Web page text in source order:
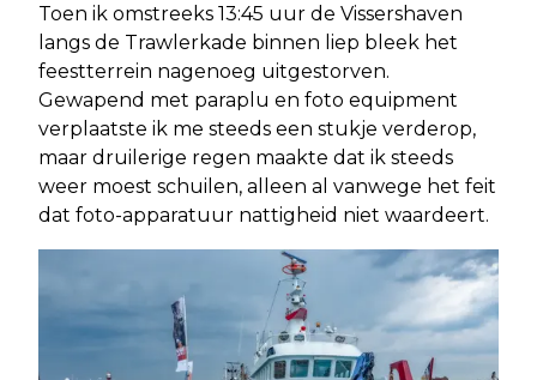
Toen ik omstreeks 13:45 uur de Vissershaven
langs de Trawlerkade binnen liep bleek het
feestterrein nagenoeg uitgestorven.
Gewapend met paraplu en foto equipment
verplaatste ik me steeds een stukje verderop,
maar druilerige regen maakte dat ik steeds
weer moest schuilen, alleen al vanwege het feit
dat foto-apparatuur nattigheid niet waardeert.